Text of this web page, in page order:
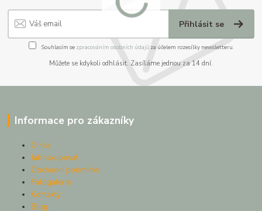
Přihlásit se
Souhlasím se zpracováním osobních údajůza účelem rozesílky newsletteru.
Můžete se kdykoli odhlásit. Zasíláme jednou za 14 dní.
Informace pro zákazníky
O nás
Jak nakupovat
Obchodní podmínky
Fotogalerie
Kontakty
Blog